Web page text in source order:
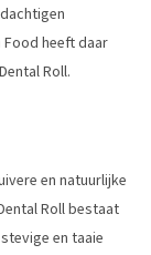
heeft daar
Roll.
en natuurlijke
Roll bestaat
en taaie